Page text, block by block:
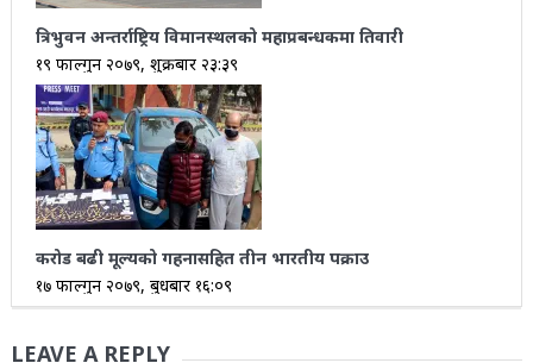
त्रिभुवन अन्तर्राष्ट्रिय विमानस्थलको महाप्रबन्धकमा तिवारी
१९ फाल्गुन २०७९, शुक्रबार २३:३९
करोड बढी मूल्यको गहनासहित तीन भारतीय पक्राउ
१७ फाल्गुन २०७९, बुधबार १६:०९
LEAVE A REPLY